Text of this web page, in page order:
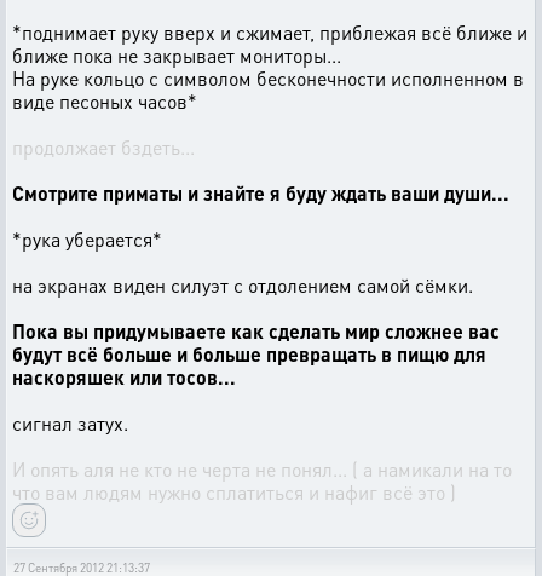
*поднимает руку вверх и сжимает, приблежая всё ближе и
ближе пока не закрывает мониторы...
На руке кольцо с символом бесконечности исполненном в
виде песоных часов*
продолжает бздеть...
Смотрите приматы и знайте я буду ждать ваши души...
*рука уберается*
на экранах виден силуэт с отдолением самой сёмки.
Пока вы придумываете как сделать мир сложнее вас
будут всё больше и больше превращать в пищю для
наскоряшек или тосов...
сигнал затух.
И опять аля не кто не черта не понял... ( а намикали на то
что вам людям нужно сплатиться и нафиг всё это )
27 Сентября 2012 21:13:37